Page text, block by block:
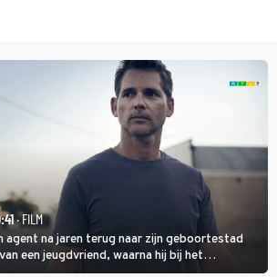
· FILM
agent na jaren terug naar zijn geboortestad
een jeugdvriend, waarna hij bij het
dood een verband begint te vermoeden